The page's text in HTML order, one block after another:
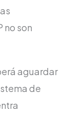
no son
aguardar
de